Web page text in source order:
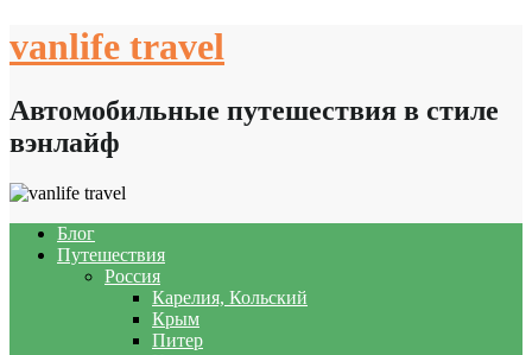
to
vanlife travel
Автомобильные путешествия в стиле
вэнлайф
Блог
Путешествия
Россия
Карелия, Кольский
Крым
Питер